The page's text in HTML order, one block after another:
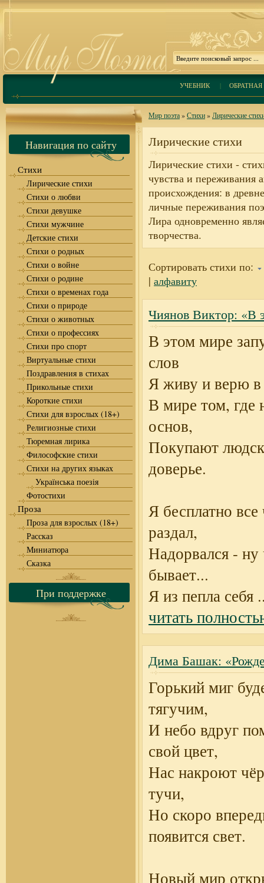
УЧЕБНИК| ОБРАТНАЯ
Навигация по сайту
Стихи
Лирические стихи
Стихи о любви
Стихи девушке
Стихи мужчине
Детские стихи
Стихи о родных
Стихи о войне
Стихи о родине
Стихи о временах года
Стихи о природе
Стихи о животных
Стихи о профессиях
Стихи про спорт
Виртуальные стихи
Поздравления в стихах
Прикольные стихи
Короткие стихи
Стихи для взрослых (18+)
Религиозные стихи
Тюремная лирика
Философские стихи
Стихи на других языках
Українська поезія
Фотостихи
Проза
Проза для взрослых (18+)
Рассказ
Миниатюра
Сказка
При поддержке
Мир поэта»Стихи»Лирические
Лирические стихи
Лирические стихи -
чувства и переживания
происхождения: в
личные переживания
Лира одновременно
творчества.
Сортировать стихи по:
| алфавиту
Чиянов Виктор: «В
В этом мире
слов
Я живу и верю в
В мире том, где
основ,
Покупают
доверье.
Я бесплатно все
раздал,
Надорвался -
бывает...
Я из пепла себя
читать
Дима Башак:
Горький миг
тягучим,
И небо вдруг
свой цвет,
Нас накроют
тучи,
Но скоро
появится свет.
Новый мир